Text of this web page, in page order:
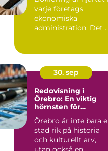
varje företags
ekonomiska
administration. Det
30. sep
Redovisning i
Örebro: En viktig
hörnsten för
Örebro är inte bara
stad rik på historia
och kulturellt arv,